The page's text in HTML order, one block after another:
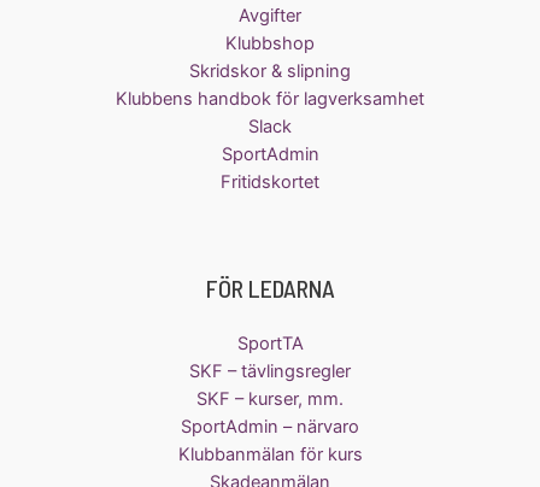
Avgifter
Klubbshop
Skridskor & slipning
Klubbens handbok för lagverksamhet
Slack
SportAdmin
Fritidskortet
FÖR LEDARNA
SportTA
SKF – tävlingsregler
SKF – kurser, mm.
SportAdmin – närvaro
Klubbanmälan för kurs
Skadeanmälan